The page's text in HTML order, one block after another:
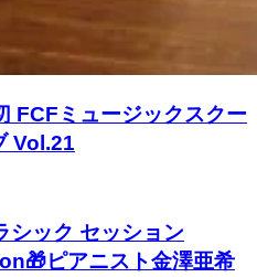
FCFミュージックスクー
Vol.21
シック セッション
ピアニスト金澤亜希